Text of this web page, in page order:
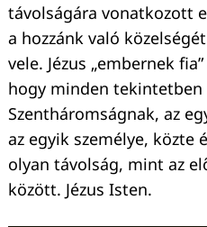
távolságára vonatkozott
a hozzánk való
vele. Jézus „embernek
hogy minden tekintetben
Szentháromságnak, az
az egyik személye, közte
olyan távolság, mint az
között. Jézus Isten.